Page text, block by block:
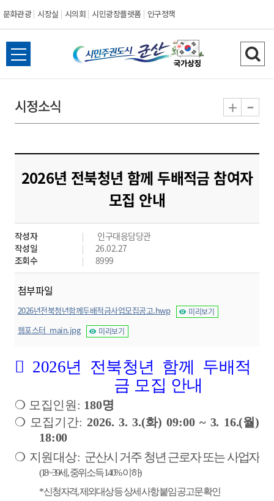
문화관광 시장실 시의회 시민광장플랫폼 인구정책
시
민
도
시
군
산
전
체
뉴
열
검
색
기
시정소식 + -
2026년 전북청년 함께 두배적금 참여자
모집 안내
작성자
인구대응담당관
작성일
26.02.27
조회수
8999
첨부파일
2026년전북청년함께두배적금사업모집공고.hwp 미리보기
웹포스터_main.jpg 미리보기
󰏚 2026년 전북청년 함께 두배 적
금 모 집 안내
❍ 모집인원 : 180명
❍ 모집기간:2026. 3. 3.(화) 09:00 ~ 3. 16.(월)
18:00
❍ 지원대상: 군산시 거주 청년 근로자 또는 사업자
(18~39세 ,중위소득140%이하)
* 신청자격, 제외대상 등 상세 사항 붙임 공고문 확인